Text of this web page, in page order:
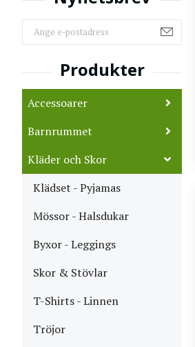
Accessoarer
Barnrummet
Kläder och Skor
Klädset - Pyjamas
Mössor - Halsdukar
Byxor - Leggings
Skor & Stövlar
T-Shirts - Linnen
Tröjor